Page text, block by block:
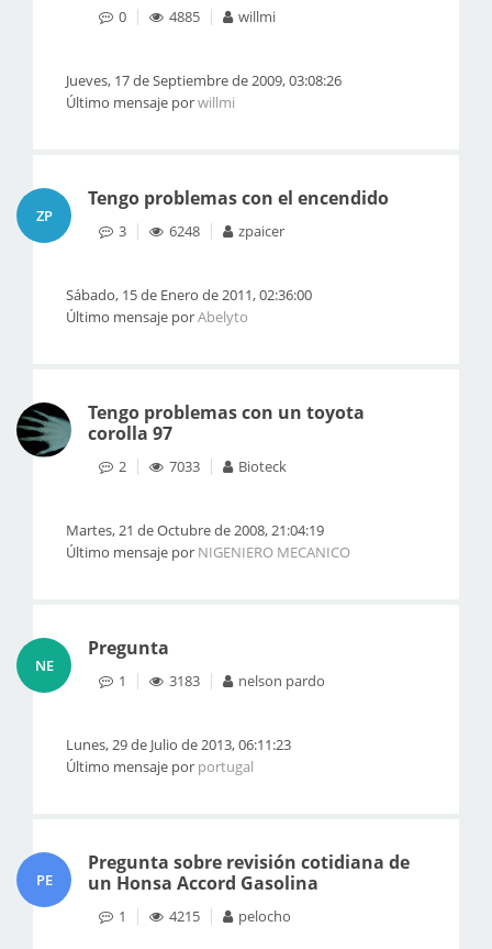
0 4885 willmi
Jueves, 17 de Septiembre de 2009, 03:08:26
Último mensaje porwillmi
ZP
Tengo problemas con el encendido
3 6248 zpaicer
Sábado, 15 de Enero de 2011, 02:36:00
Último mensaje porAbelyto
Tengo problemas con un toyota
corolla 97
2 7033 Bioteck
Martes, 21 de Octubre de 2008, 21:04:19
Último mensaje por NIGENIERO MECANICO
NE
Pregunta
1 3183 nelson pardo
Lunes, 29 de Julio de 2013, 06:11:23
Último mensaje por portugal
PE
Pregunta sobre revisión cotidiana de
un Honsa Accord Gasolina
1 4215 pelocho